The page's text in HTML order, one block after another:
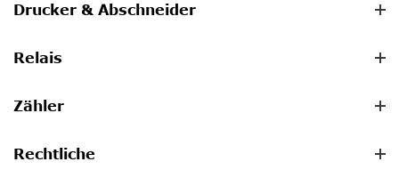
Drucker & Abschneider
Relais
Zähler
Rechtliche